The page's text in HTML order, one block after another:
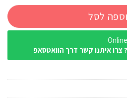
לסל
צרו איתנו קשר דרך הוואטסאפ